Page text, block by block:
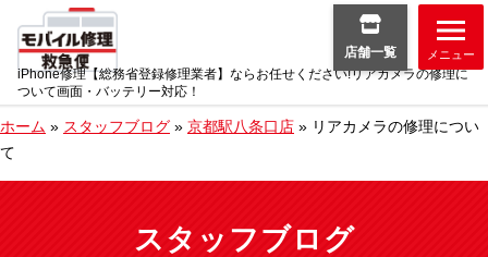
iPhone修理【総務省登録修理業者】ならお任せください!リアカメラの修理に
ついて画面・バッテリー対応！
店舗一覧 メニュー
ホーム » スタッフブログ » 京都駅八条口店 » リアカメラの修理につい
て
スタッフブログ